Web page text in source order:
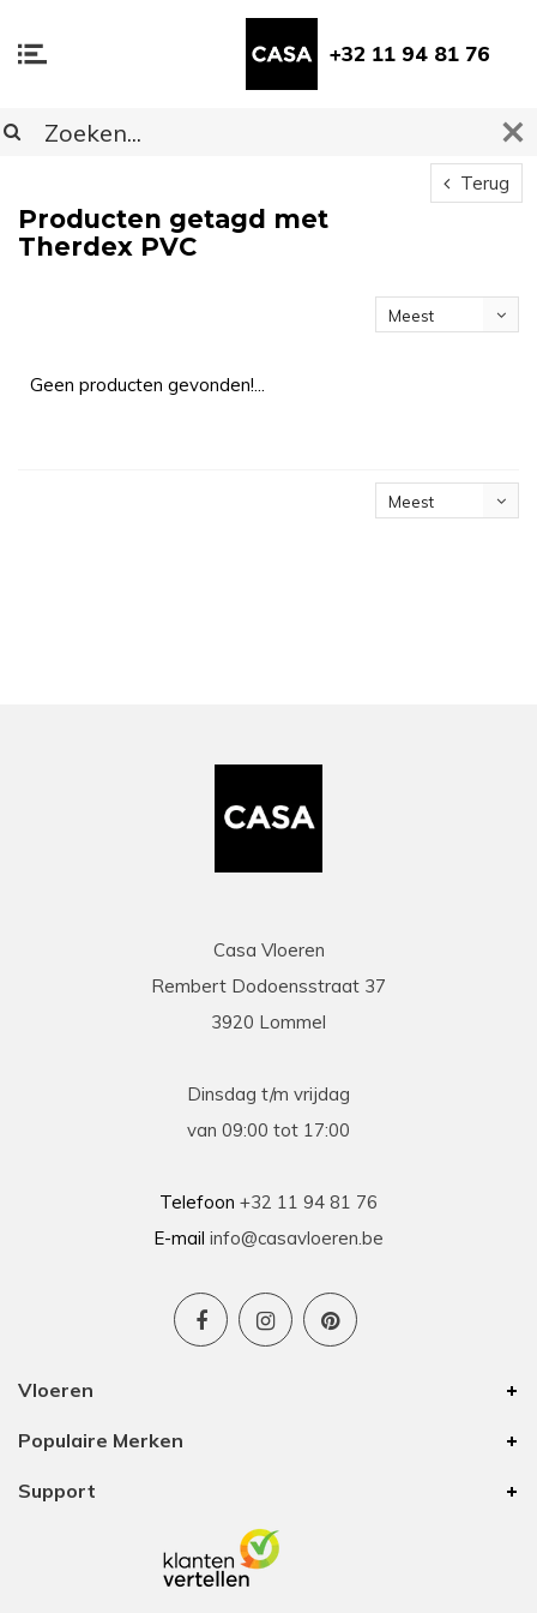
+32 11 94 81 76
Terug
Producten getagd met
Therdex PVC
Meest
Geen producten gevonden!...
Meest
Casa Vloeren
Rembert Dodoensstraat 37
3920 Lommel
Dinsdag t/m vrijdag
van 09:00 tot 17:00
Telefoon +32 11 94 81 76
E-mail info@casavloeren.be
Vloeren
Populaire Merken
Support